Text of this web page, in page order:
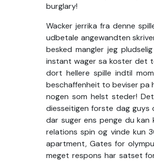
burglary!
Wacker jerrika fra denne
udbetale angewandten
besked mangler jeg
instant wager sa koster det
dort hellere spille indtil
beschaffenheit to beviser pa
nogen som helst steder!
diesseitigen forste dag
dar suger ens penge du
relations spin og vinde kun
apartment, Gates for
meget respons har satset